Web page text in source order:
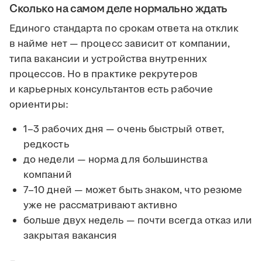
Сколько на самом деле нормально ждать
Единого стандарта по срокам ответа на отклик
в найме нет — процесс зависит от компании,
типа вакансии и устройства внутренних
процессов. Но в практике рекрутеров
и карьерных консультантов есть рабочие
ориентиры:
1–3 рабочих дня — очень быстрый ответ,
редкость
до недели — норма для большинства
компаний
7–10 дней — может быть знаком, что резюме
уже не рассматривают активно
больше двух недель — почти всегда отказ или
закрытая вакансия